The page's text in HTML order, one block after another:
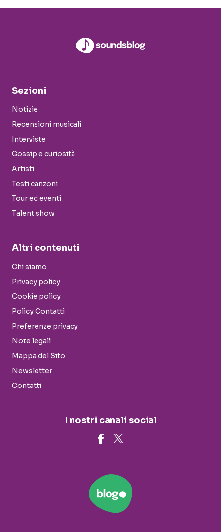
Sezioni
Notizie
Recensioni musicali
Interviste
Gossip e curiosità
Artisti
Testi canzoni
Tour ed eventi
Talent show
Altri contenuti
Chi siamo
Privacy policy
Cookie policy
Policy Contatti
Preferenze privacy
Note legali
Mappa del Sito
Newsletter
Contatti
I nostri canali social